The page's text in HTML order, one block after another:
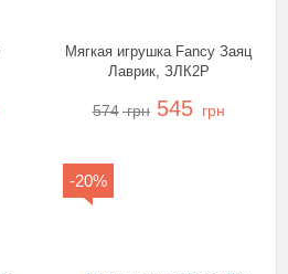
Мягкая игрушка Fancy Заяц
Лаврик, ЗЛК2Р
574 грн 545 грн
-20%